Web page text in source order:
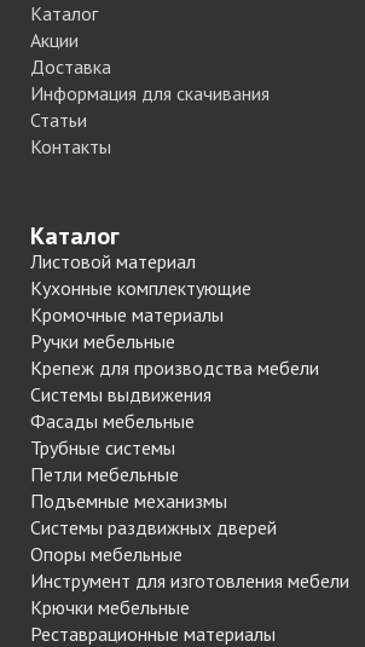
Каталог
Акции
Доставка
Информация для скачивания
Статьи
Контакты
Каталог
Листовой материал
Кухонные комплектующие
Кромочные материалы
Ручки мебельные
Крепеж для производства мебели
Системы выдвижения
Фасады мебельные
Трубные системы
Петли мебельные
Подъемные механизмы
Системы раздвижных дверей
Опоры мебельные
Инструмент для изготовления мебели
Крючки мебельные
Реставрационные материалы